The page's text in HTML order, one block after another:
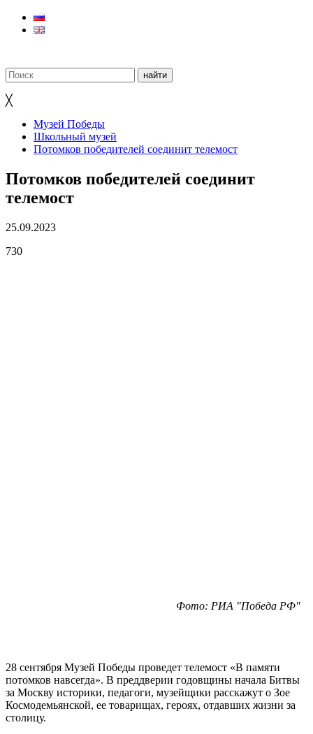
╳
Музей Победы
Школьный музей
Потомков победителей соединит телемост
Потомков победителей соединит
телемост
25.09.2023
730
Фото: РИА "Победа РФ"
28 сентября Музей Победы проведет телемост «В памяти
потомков навсегда». В преддверии годовщины начала Битвы
за Москву историки, педагоги, музейщики расскажут о Зое
Космодемьянской, ее товарищах, героях, отдавших жизни за
столицу.